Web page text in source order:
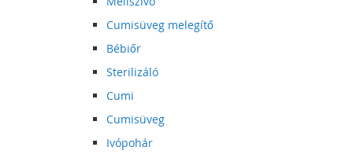
Cumisüveg melegítő
Bébiőr
Sterilizáló
Cumi
Cumisüveg
Ivópohár